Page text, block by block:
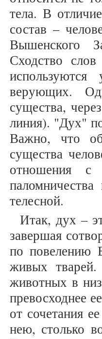
тела. В
состав –
Вышенского
Сходство
верующих.
существа,
линия). "Дух"
Важно, что
существа
отношения с
телесной.
Итак, дух –
завершая
по повелению
живых
животных в
превосходнее
от сочетания
нею, столько